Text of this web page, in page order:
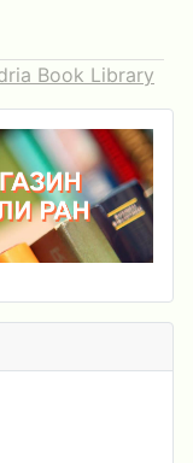
Book Library